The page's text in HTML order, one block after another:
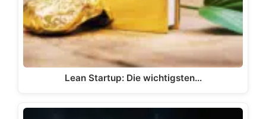
Lean Startup: Die wichtigsten…